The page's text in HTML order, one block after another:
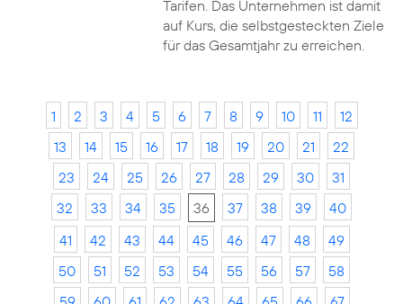
Tarifen. Das Unternehmen ist damit
auf Kurs, die selbstgesteckten Ziele
für das Gesamtjahr zu erreichen.
1 2 3 4 5 6 7 8 9 10 11
12
13
14 15 16 17 18 19 20 21
22
23
24 25 26 27 28 29 30
31
32
33 34 35 36 37 38 39
40
41
42 43 44 45 46 47 48
49
50
51 52 53 54 55 56 57
58